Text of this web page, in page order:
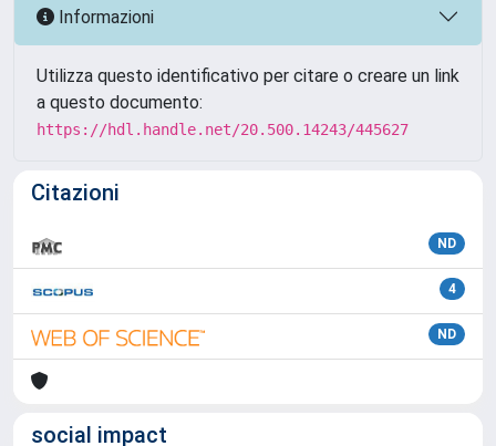
Informazioni
Utilizza questo identificativo per citare o creare un link
a questo documento:
https://hdl.handle.net/20.500.14243/445627
Citazioni
ND
4
ND
social impact